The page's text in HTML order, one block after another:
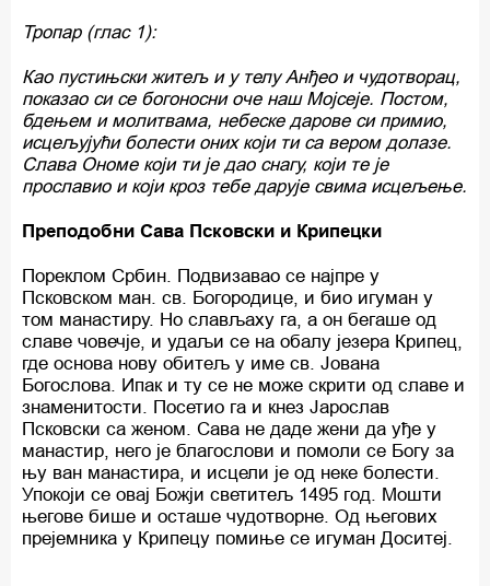
Тропар (глас 1):
Као пустињски житељ и у телу Анђео и чудотворац,
показао си се богоносни оче наш Мојсеје. Постом,
бдењем и молитвама, небеске дарове си примио,
исцељујући болести оних који ти са вером долазе.
Слава Ономе који ти је дао снагу, који те је
прославио и који кроз тебе дарује свима исцељење.
Преподобни Сава Псковски и Крипецки
Пореклом Србин. Подвизавао се најпре у
Псковском ман. св. Богородице, и био игуман у
том манастиру. Но слављаху га, а он бегаше од
славе човечје, и удаљи се на обалу језера Крипец,
где основа нову обитељ у име св. Јована
Богослова. Ипак и ту се не може скрити од славе и
знаменитости. Посетио га и кнез Јарослав
Псковски са женом. Сава не даде жени да уђе у
манастир, него је благослови и помоли се Богу за
њу ван манастира, и исцели је од неке болести.
Упокоји се овај Божји светитељ 1495 год. Мошти
његове бише и осташе чудотворне. Од његових
прејемника у Крипецу помиње се игуман Доситеј.